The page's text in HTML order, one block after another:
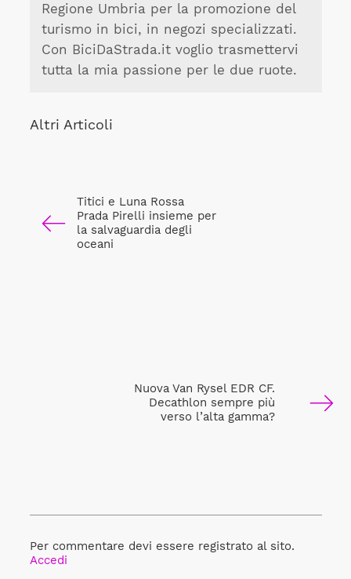
Regione Umbria per la promozione del
turismo in bici, in negozi specializzati.
Con BiciDaStrada.it voglio trasmettervi
tutta la mia passione per le due ruote.
Altri Articoli
Titici e Luna Rossa
Prada Pirelli insieme per
la salvaguardia degli
oceani
Nuova Van Rysel EDR CF.
Decathlon sempre più
verso l’alta gamma?
Per commentare devi essere registrato al sito.
Accedi